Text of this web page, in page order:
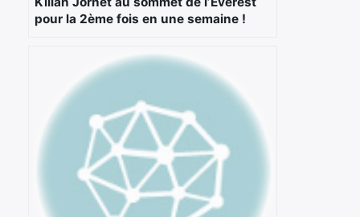
pour la 2ème fois en une semaine !
Rechercher